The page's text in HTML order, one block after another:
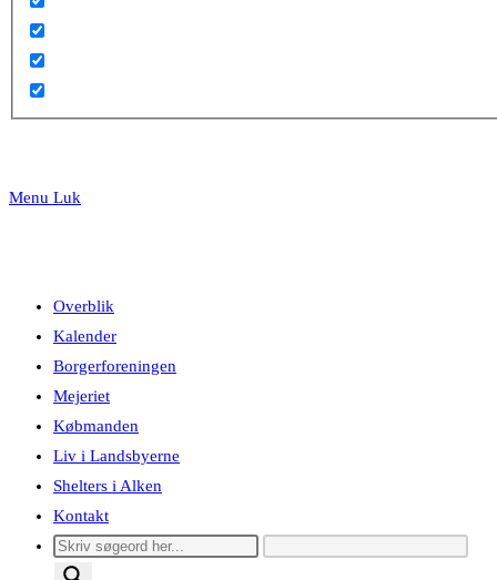
Menu Luk
Overblik
Kalender
Borgerforeningen
Mejeriet
Købmanden
Liv i Landsbyerne
Shelters i Alken
Kontakt